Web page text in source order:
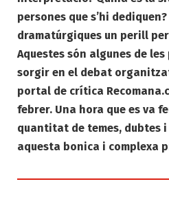
persones que s’hi
dramatúrgiques un perill
Aquestes són algunes de
sorgir en el debat
portal de crítica
febrer. Una hora que es va
quantitat de temes, dubtes
aquesta bonica i complexa